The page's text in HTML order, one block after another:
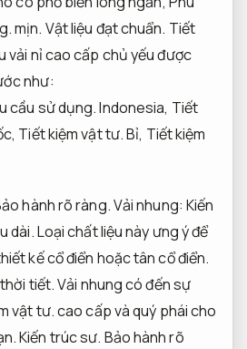
mịn. Vật liệu đạt chuẩn. Tiết
vải nỉ cao cấp chủ yếu được
như:
cầu sử dụng.Indonesia, Tiết
Tiết kiệm vật tư.Bỉ, Tiết kiệm
hành rõ ràng.Vải nhung: Kiến
dài.Loại chất liệu này ưng ý để
kế cổ điển hoặc tân cổ điển.
tiết.Vải nhung có đến sự
vật tư.cao cấp và quý phái cho
Kiến trúc sư. Bảo hành rõ